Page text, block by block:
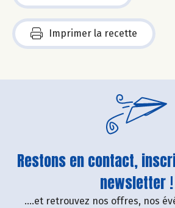
Imprimer la recette
Restons en contact,
newsletter !
....et retrouvez nos offres, nos